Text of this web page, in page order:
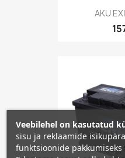
AKU
Veebilehel on kasutatud
sisu ja reklaamide
funktsioonide